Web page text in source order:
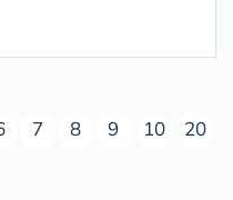
7 8 9 10 20